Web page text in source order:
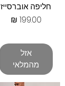
חליפה אוברסייז
מחיר
אזל
מהמלאי